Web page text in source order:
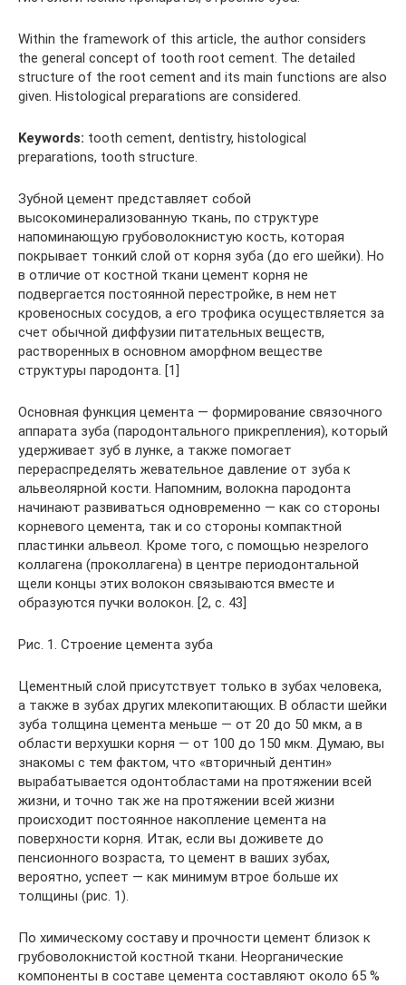
Within the framework of this article, the author considers
the general concept of tooth root cement. The detailed
structure of the root cement and its main functions are also
given. Histological preparations are considered.
Keywords: tooth cement, dentistry, histological
preparations, tooth structure.
Зубной цемент представляет собой
высокоминерализованную ткань, по структуре
напоминающую грубоволокнистую кость, которая
покрывает тонкий слой от корня зуба (до его шейки). Но
в отличие от костной ткани цемент корня не
подвергается постоянной перестройке, в нем нет
кровеносных сосудов, а его трофика осуществляется за
счет обычной диффузии питательных веществ,
растворенных в основном аморфном веществе
структуры пародонта. [1]
Основная функция цемента — формирование связочного
аппарата зуба (пародонтального прикрепления), который
удерживает зуб в лунке, а также помогает
перераспределять жевательное давление от зуба к
альвеолярной кости. Напомним, волокна пародонта
начинают развиваться одновременно — как со стороны
корневого цемента, так и со стороны компактной
пластинки альвеол. Кроме того, с помощью незрелого
коллагена (проколлагена) в центре периодонтальной
щели концы этих волокон связываются вместе и
образуются пучки волокон. [2, c. 43]
Рис. 1. Строение цемента зуба
Цементный слой присутствует только в зубах человека,
а также в зубах других млекопитающих. В области шейки
зуба толщина цемента меньше — от 20 до 50 мкм, а в
области верхушки корня — от 100 до 150 мкм. Думаю, вы
знакомы с тем фактом, что «вторичный дентин»
вырабатывается одонтобластами на протяжении всей
жизни, и точно так же на протяжении всей жизни
происходит постоянное накопление цемента на
поверхности корня. Итак, если вы доживете до
пенсионного возраста, то цемент в ваших зубах,
вероятно, успеет — как минимум втрое больше их
толщины (рис. 1).
По химическому составу и прочности цемент близок к
грубоволокнистой костной ткани. Неорганические
компоненты в составе цемента составляют около 65 %